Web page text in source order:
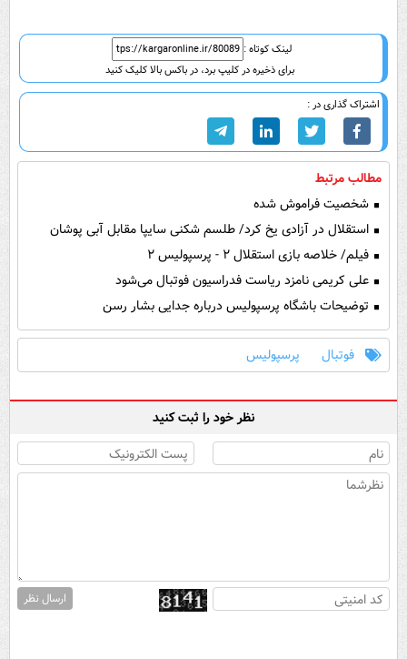
لینک کوتاه :
برای ذخیره در کلیپ برد، در باکس بالا کلیک کنید
اشتراک گذاری در :
مطالب مرتبط
شخصیت فراموش شده
استقلال در آزادی یخ کرد/ طلسم شکنی سایپا مقابل آبی پوشان
فیلم/ خلاصه بازی استقلال ۲ - پرسپولیس ۲
علی کریمی نامزد ریاست فدراسیون فوتبال می‌شود
توضیحات باشگاه پرسپولیس درباره جدایی بشار رسن
فوتبال پرسپولیس
نظر خود را ثبت کنید
ارسال نظر